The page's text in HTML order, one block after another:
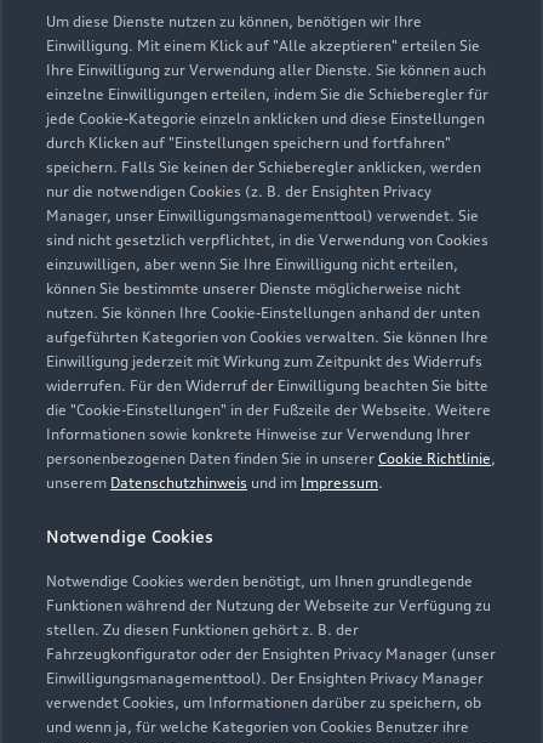
Um diese Dienste nutzen zu können, benötigen wir Ihre
Einwilligung. Mit einem Klick auf "Alle akzeptieren" erteilen Sie
Ihre Einwilligung zur Verwendung aller Dienste. Sie können auch
einzelne Einwilligungen erteilen, indem Sie die Schieberegler für
jede Cookie-Kategorie einzeln anklicken und diese Einstellungen
durch Klicken auf "Einstellungen speichern und fortfahren"
speichern. Falls Sie keinen der Schieberegler anklicken, werden
nur die notwendigen Cookies (z. B. der Ensighten Privacy
Manager, unser Einwilligungsmanagementtool) verwendet. Sie
sind nicht gesetzlich verpflichtet, in die Verwendung von Cookies
einzuwilligen, aber wenn Sie Ihre Einwilligung nicht erteilen,
können Sie bestimmte unserer Dienste möglicherweise nicht
nutzen. Sie können Ihre Cookie-Einstellungen anhand der unten
aufgeführten Kategorien von Cookies verwalten. Sie können Ihre
Einwilligung jederzeit mit Wirkung zum Zeitpunkt des Widerrufs
widerrufen. Für den Widerruf der Einwilligung beachten Sie bitte
die "Cookie-Einstellungen" in der Fußzeile der Webseite. Weitere
Informationen sowie konkrete Hinweise zur Verwendung Ihrer
personenbezogenen Daten finden Sie in unserer Cookie Richtlinie,
unserem Datenschutzhinweis und im Impressum.
Notwendige Cookies
Notwendige Cookies werden benötigt, um Ihnen grundlegende
Funktionen während der Nutzung der Webseite zur Verfügung zu
stellen. Zu diesen Funktionen gehört z. B. der
Fahrzeugkonfigurator oder der Ensighten Privacy Manager (unser
Einwilligungsmanagementtool). Der Ensighten Privacy Manager
verwendet Cookies, um Informationen darüber zu speichern, ob
und wenn ja, für welche Kategorien von Cookies Benutzer ihre
Frerener Straße 27
49809 Lingen
0591 966990
info.lingen@auto-senger.de
Kontaktdaten herunterladen
Öffnungszeiten
Verkauf
Geschlossen, öffnet amMontag 08:00